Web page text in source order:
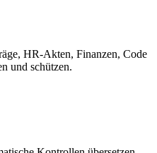
HR-Akten, Finanzen, Code
und schützen.